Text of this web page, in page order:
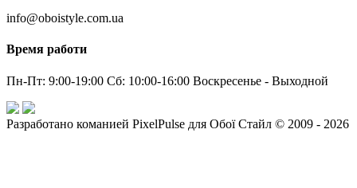
info@oboistyle.com.ua
Время работи
Пн-Пт: 9:00-19:00 Сб: 10:00-16:00 Воскресенье - Выходной
Разработано команией PixelPulse для Обої Стайл © 2009 - 2026